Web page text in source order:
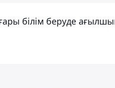
білім беруде